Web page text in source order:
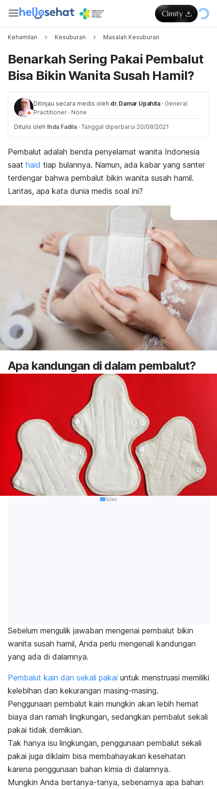
Kehamilan Kesuburan Masalah Kesuburan
Benarkah Sering Pakai Pembalut
Bisa Bikin Wanita Susah Hamil?
Ditinjau secara medis oleh dr. Damar Upahita · General
Practitioner · None
Ditulis oleh Ihda Fadila · Tanggal diperbarui 20/08/2021
Pembalut adalah benda penyelamat wanita Indonesia
saat haid tiap bulannya. Namun, ada kabar yang santer
terdengar bahwa pembalut bikin wanita susah hamil.
Lantas, apa kata dunia medis soal ini?
Apa kandungan di dalam pembalut?
Iklan
Sebelum mengulik jawaban mengenai pembalut bikin
wanita susah hamil, Anda perlu mengenali kandungan
yang ada di dalamnya.
Pembalut kain dan sekali pakai untuk menstruasi memiliki
kelebihan dan kekurangan masing-masing.
Penggunaan pembalut kain mungkin akan lebih hemat
biaya dan ramah lingkungan, sedangkan pembalut sekali
pakai tidak demikian.
Tak hanya isu lingkungan, penggunaan pembalut sekali
pakai juga diklaim bisa membahayakan kesehatan
karena penggunaan bahan kimia di dalamnya.
Mungkin Anda bertanya-tanya, sebenarnya apa bahan